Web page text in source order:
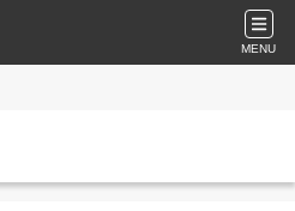
MENU